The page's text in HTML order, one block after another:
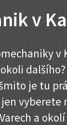
v
v
je tu
a